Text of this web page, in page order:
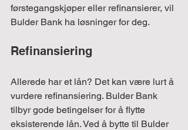
førstegangskjøper eller refinansierer, vil
Bulder Bank ha løsninger for deg.
Refinansiering
Allerede har et lån? Det kan være lurt å
vurdere refinansiering. Bulder Bank
tilbyr gode betingelser for å flytte
eksisterende lån. Ved å bytte til Bulder